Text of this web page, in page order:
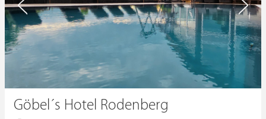
Göbel´s Hotel Rodenberg